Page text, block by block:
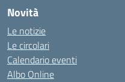
Novità
Le notizie
Le circolari
Calendario eventi
Albo Online